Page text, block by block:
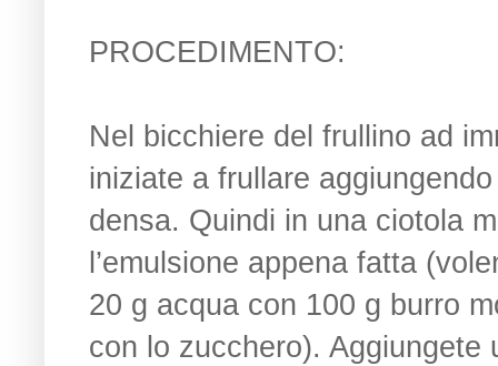
PROCEDIMENTO:
Nel bicchiere del frullino ad
iniziate a frullare
densa. Quindi in una ciotola
l’emulsione appena fatta
20 g acqua con 100 g burro
con lo zucchero).